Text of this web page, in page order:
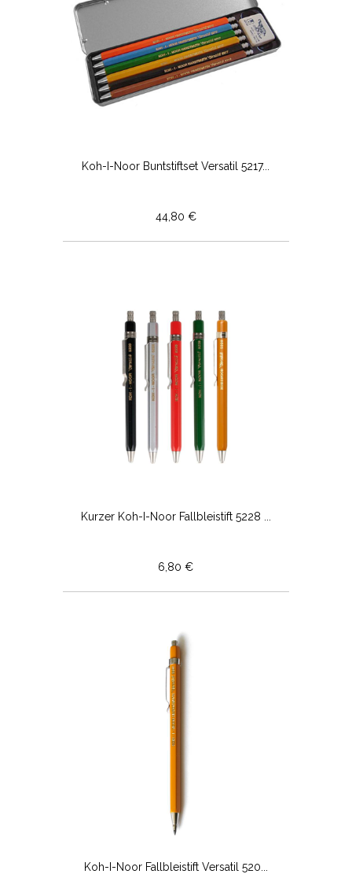
Koh-I-Noor Buntstiftset Versatil 5217...
44,80 €
Kurzer Koh-I-Noor Fallbleistift 5228 ...
6,80 €
Koh-I-Noor Fallbleistift Versatil 520...